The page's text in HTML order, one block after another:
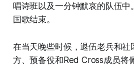
唱诗班以及一分钟默哀的队伍中
国歌结束。
在当天晚些时候，退伍老兵和社
方、预备役和Red Cross成员将